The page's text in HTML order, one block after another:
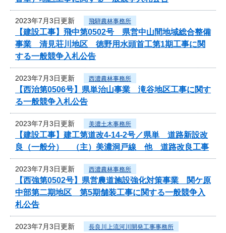
2023年7月3日更新 飛騨農林事務所
【建設工事】飛中第0502号 県営中山間地域総合整備
事業 清見荘川地区 徳野用水頭首工第1期工事に関
する一般競争入札公告
2023年7月3日更新 西濃農林事務所
【西治第0506号】県単治山事業 滝谷地区工事に関す
る一般競争入札公告
2023年7月3日更新 美濃土木事務所
【建設工事】建工第道改4-14-2号／県単 道路新設改
良（一般分） （主）美濃洞戸線 他 道路改良工事
2023年7月3日更新 西濃農林事務所
【西強第0502号】県営農道施設強化対策事業 関ケ原
中部第二期地区 第5期舗装工事に関する一般競争入
札公告
2023年7月3日更新 長良川上流河川開発工事事務所